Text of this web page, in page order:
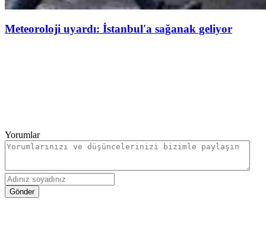
Meteoroloji uyardı: İstanbul'a sağanak geliyor
Yorumlar
Gönder